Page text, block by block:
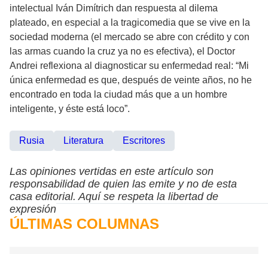
intelectual Iván Dimítrich dan respuesta al dilema
plateado, en especial a la tragicomedia que se vive en la
sociedad moderna (el mercado se abre con crédito y con
las armas cuando la cruz ya no es efectiva), el Doctor
Andrei reflexiona al diagnosticar su enfermedad real: “Mi
única enfermedad es que, después de veinte años, no he
encontrado en toda la ciudad más que a un hombre
inteligente, y éste está loco”.
Rusia Literatura Escritores
Las opiniones vertidas en este artículo son
responsabilidad de quien las emite y no de esta
casa editorial. Aquí se respeta la libertad de
expresión
ÚLTIMAS COLUMNAS